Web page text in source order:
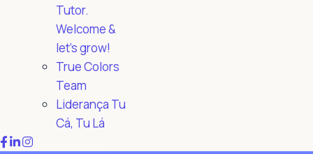
Tutor.
Welcome &
let's grow!
True Colors
Team
Liderança Tu
Cá, Tu Lá